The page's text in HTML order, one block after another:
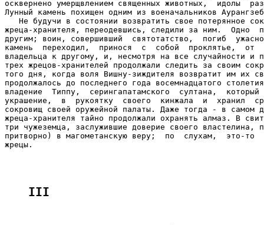
осквернено умерщвлением священных животных,  идолы
Лунный камень похищен одним из военачальников
Не будучи в состоянии возвратить свое потерянное
жреца-хранителя, переодевшись, следили за ним.  Одно
другим; воин, совершивший  святотатство,  погиб
камень  переходил,  принося  с  собой  проклятье,  от
владельца к другому, и, несмотря на все случайности и
трех жрецов-хранителей продолжали следить за своим
того дня, когда воля Вишну-зиждителя возвратит им их
продолжалось до последнего года восемнадцатого
владение  Типпу,  серингапатамского  султана,
украшение,  в  рукоятку  своего  кинжала  и  хранил
сокровищ своей оружейной палаты. Даже тогда - в самом
жреца-хранителя тайно продолжали охранять алмаз. В
три чужеземца, заслужившие доверие своего властелина,
притворно) в магометанскую веру;  по  слухам,  это-то
жрецы.
III